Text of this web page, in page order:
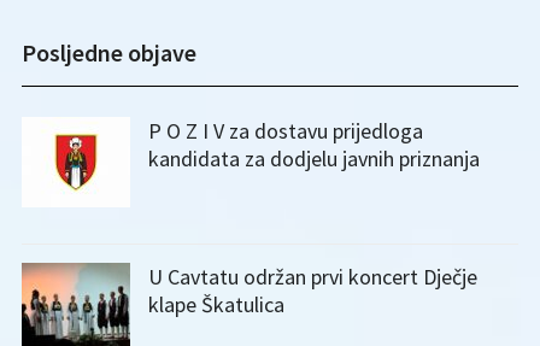
Posljedne objave
P O Z I V za dostavu prijedloga
kandidata za dodjelu javnih priznanja
U Cavtatu održan prvi koncert Dječje
klape Škatulica